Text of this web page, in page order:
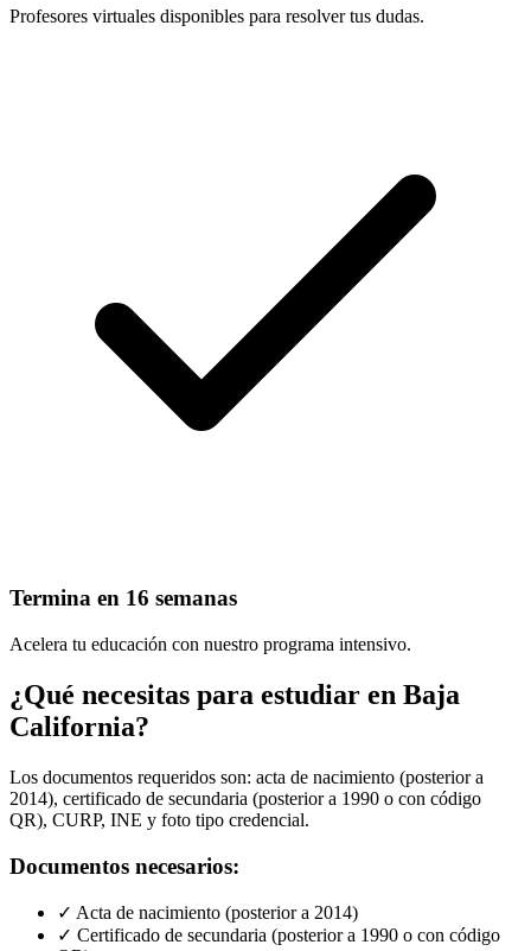
Profesores virtuales disponibles para resolver tus dudas.
Termina en 16 semanas
Acelera tu educación con nuestro programa intensivo.
¿Qué necesitas para estudiar en Baja
California?
Los documentos requeridos son: acta de nacimiento (posterior a
2014), certificado de secundaria (posterior a 1990 o con código
QR), CURP, INE y foto tipo credencial.
Documentos necesarios:
✓ Acta de nacimiento (posterior a 2014)
✓ Certificado de secundaria (posterior a 1990 o con código